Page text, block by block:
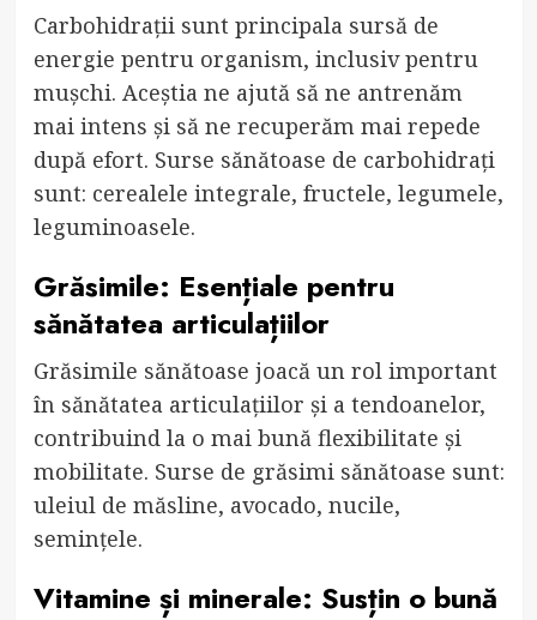
Carbohidrații sunt principala sursă de
energie pentru organism, inclusiv pentru
mușchi. Aceștia ne ajută să ne antrenăm
mai intens și să ne recuperăm mai repede
după efort. Surse sănătoase de carbohidrați
sunt: cerealele integrale, fructele, legumele,
leguminoasele.
Grăsimile: Esențiale pentru
sănătatea articulațiilor
Grăsimile sănătoase joacă un rol important
în sănătatea articulațiilor și a tendoanelor,
contribuind la o mai bună flexibilitate și
mobilitate. Surse de grăsimi sănătoase sunt:
uleiul de măsline, avocado, nucile,
semințele.
Vitamine și minerale: Susțin o bună